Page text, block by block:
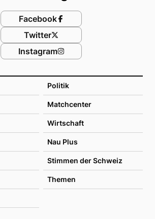
Politik
Matchcenter
Wirtschaft
Nau Plus
Stimmen der Schweiz
Themen
Facebook
Twitter
Instagram